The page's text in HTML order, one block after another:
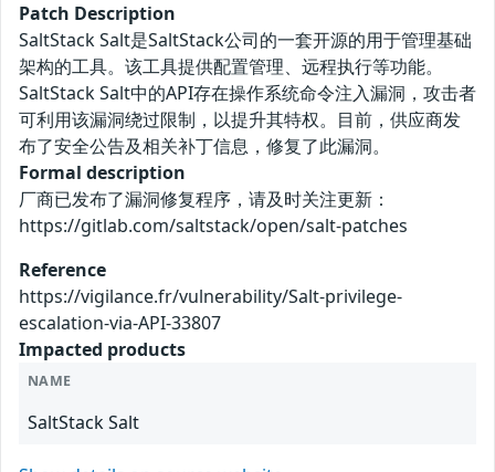
Patch Description
SaltStack Salt是SaltStack公司的一套开源的用于管理基础
架构的工具。该工具提供配置管理、远程执行等功能。
SaltStack Salt中的API存在操作系统命令注入漏洞，攻击者
可利用该漏洞绕过限制，以提升其特权。目前，供应商发
布了安全公告及相关补丁信息，修复了此漏洞。
Formal description
厂商已发布了漏洞修复程序，请及时关注更新：
https://gitlab.com/saltstack/open/salt-patches
Reference
https://vigilance.fr/vulnerability/Salt-privilege-
escalation-via-API-33807
Impacted products
NAME
SaltStack Salt